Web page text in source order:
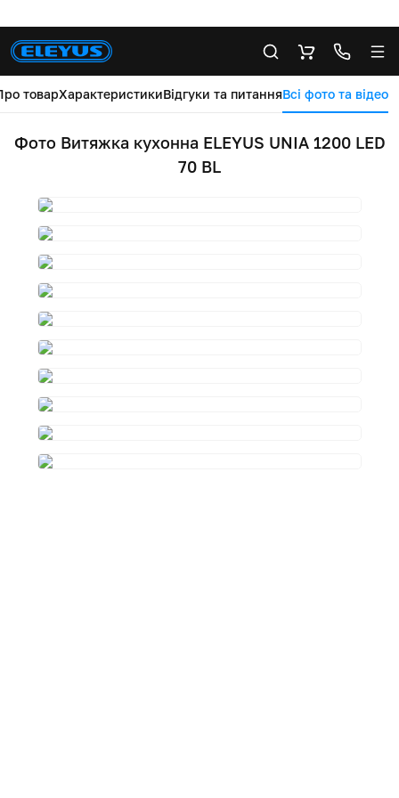
товарХарактеристикиВідгуки та питанняВсі фото та відео
Фото Витяжка кухонна ELEYUS UNIA 1200 LED
70 BL